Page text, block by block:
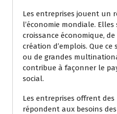
Les entreprises jouent un
l’économie mondiale.
croissance économique,
création d’emplois. Que
ou de grandes
contribue à façonner le
social.
Les entreprises offrent
répondent aux besoins